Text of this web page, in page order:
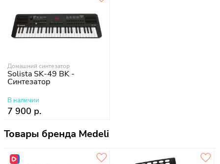
Домашний синтезатор
Solista SK-49 BK -
Синтезатор
В наличии
7 900 р.
Товары бренда Medeli